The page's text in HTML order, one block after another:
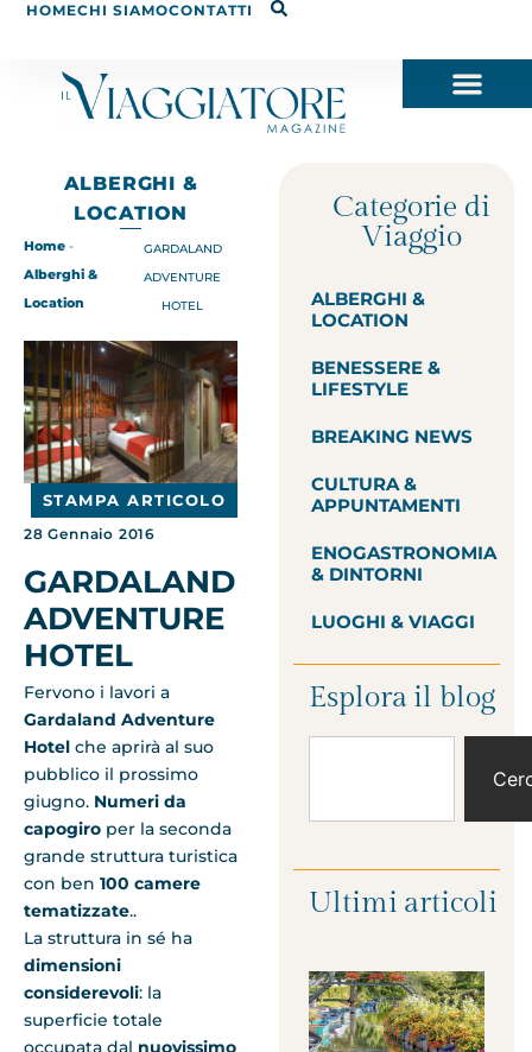
HOMECHI SIAMOCONTATTI
ALBERGHI &
LOCATION
Home -
Alberghi &
Location
GARDALAND
ADVENTURE
HOTEL
STAMPA ARTICOLO
28 Gennaio 2016
GARDALAND
ADVENTURE
HOTEL
Fervono i lavori a
Gardaland Adventure
Hotel che aprirà al suo
pubblico il prossimo
giugno. Numeri da
capogiro per la seconda
grande struttura turistica
con ben 100 camere
tematizzate..
La struttura in sé ha
dimensioni
considerevoli: la
superficie totale
occupata dal nuovissimo
Categorie di
Viaggio
ALBERGHI &
LOCATION
BENESSERE &
LIFESTYLE
BREAKING NEWS
CULTURA &
APPUNTAMENTI
ENOGASTRONOMIA
& DINTORNI
LUOGHI & VIAGGI
Esplora il blog
Ultimi articoli